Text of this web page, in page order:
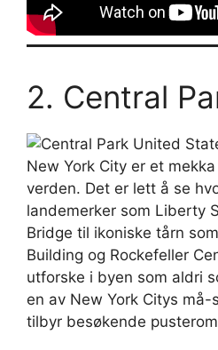
2. Central
New York City er et
verden. Det er lett å se
landemerker som Liberty
Bridge til ikoniske tårn
Building og Rockefeller
utforske i byen som aldri
en av New York Citys
tilbyr besøkende